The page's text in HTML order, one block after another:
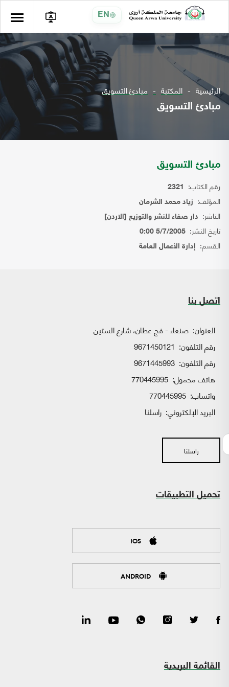
EN
الرئيسية المكتبة مبادئ التسويق
مبادئ التسويق
مبادئ التسويق
رقم الكتاب: 2321
المؤلف: زياد محمد الشرمان
الناشر: دار صفاء للنشر والتوزيع [الاردن]
تاريخ النشر: 5/7/2005 0:00
القسم: إدارة الأعمال العامة
اتصل بنا
العنوان: صنعاء - فج عطان، شارع الستين
رقم التلفون: 9671450121
رقم التلفون: 9671445993
هاتف محمول: 770445995
واتساب:
البريد الإلكتروني: راسلنا
راسلنا
تحميل التطبيقات
IOS
ANDROID
القائمة البريدية